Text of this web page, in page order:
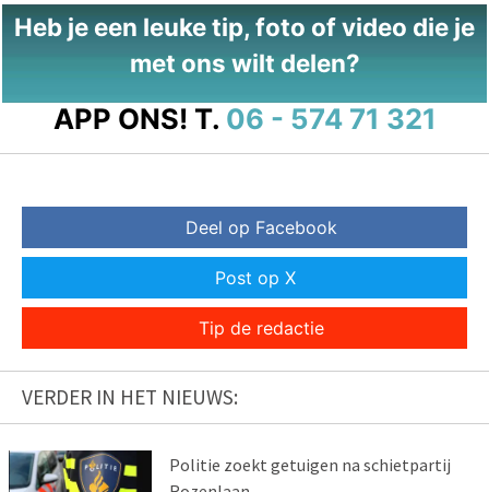
Heb je een leuke tip, foto of video die je
met ons wilt delen?
APP ONS! T. 06 - 574 71 321
Deel op Facebook
Post op X
Tip de redactie
VERDER IN HET NIEUWS:
Politie zoekt getuigen na schietpartij